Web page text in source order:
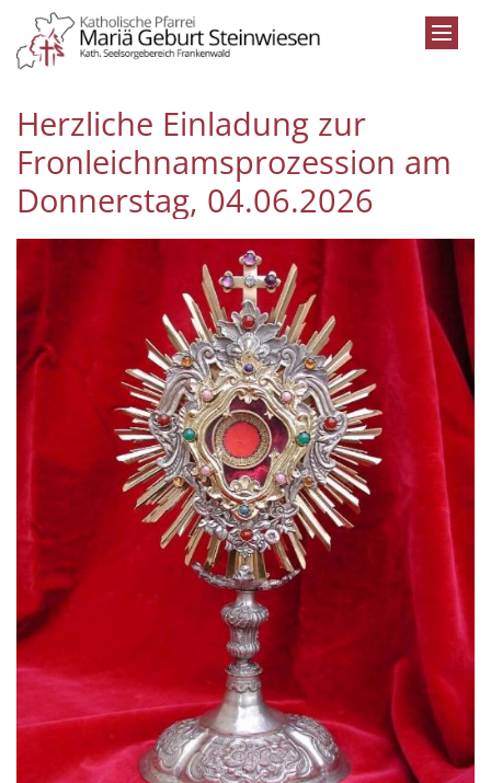
Zum Inhalt springen
Herzliche Einladung zur
Fronleichnamsprozession am
Donnerstag, 04.06.2026